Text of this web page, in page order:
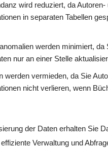
wird reduziert, da Autoren-
in separaten Tabellen
werden minimiert, da
nur an einer Stelle
werden vermieden, da Sie
nicht verlieren, wenn
der Daten erhalten Sie
Verwaltung und